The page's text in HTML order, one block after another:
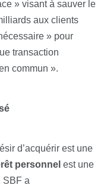
» visant à sauver le
aux clients
» pour
transaction
commun ».
d’acquérir est une
personnel est une
SBF a